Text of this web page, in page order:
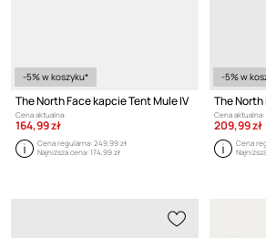
-5% w koszyku*
The North Face kapcie Tent Mule IV
Cena aktualna:
164,99 zł
Cena regularna:249,99 zł
Najniższa cena:174,99 zł
-5% w
Cena aktualna:
209,99 zł
Cena